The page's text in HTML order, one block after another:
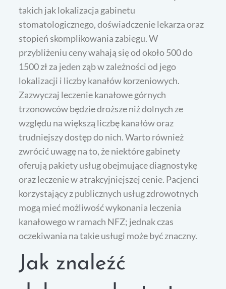
takich jak lokalizacja gabinetu
stomatologicznego, doświadczenie lekarza oraz
stopień skomplikowania zabiegu. W
przybliżeniu ceny wahają się od około 500 do
1500 zł za jeden ząb w zależności od jego
lokalizacji i liczby kanałów korzeniowych.
Zazwyczaj leczenie kanałowe górnych
trzonowców będzie droższe niż dolnych ze
względu na większą liczbę kanałów oraz
trudniejszy dostęp do nich. Warto również
zwrócić uwagę na to, że niektóre gabinety
oferują pakiety usług obejmujące diagnostykę
oraz leczenie w atrakcyjniejszej cenie. Pacjenci
korzystający z publicznych usług zdrowotnych
mogą mieć możliwość wykonania leczenia
kanałowego w ramach NFZ; jednak czas
oczekiwania na takie usługi może być znaczny.
Jak znaleźć